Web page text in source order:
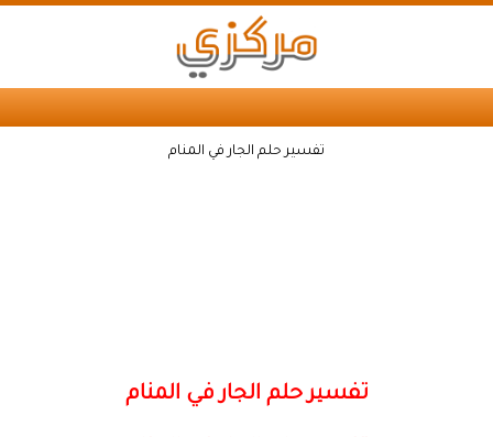
تفسير حلم الجار في المنام
تفسير حلم الجار في المنام